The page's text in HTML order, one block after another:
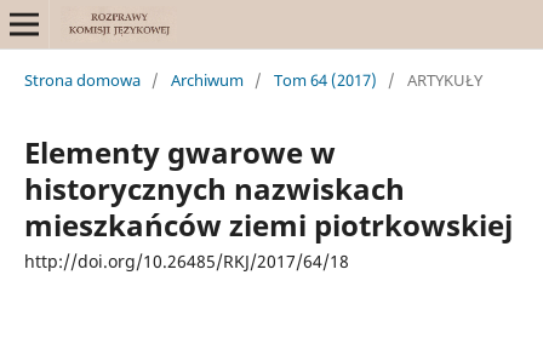
Strona domowa / Archiwum / Tom 64 (2017) / ARTYKUŁY
Elementy gwarowe w
historycznych nazwiskach
mieszkańców ziemi piotrkowskiej
http://doi.org/10.26485/RKJ/2017/64/18